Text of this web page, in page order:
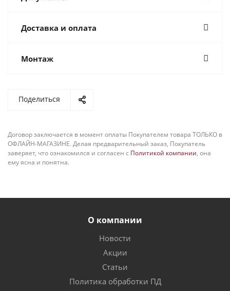
Доставка и оплата
Монтаж
Поделиться
Договор заключается в момент оплаты Покупателем товара ТОЛЬКО в
ОФЛАЙН-МАГАЗИНЕ. Делая предварительный заказ, Покупатель
заверяет, что ознакомился и согласен с Политикой компании, она
ему ясна и понятна.
О компании
Новости
Акции
Статьи
Политика обработки ПД